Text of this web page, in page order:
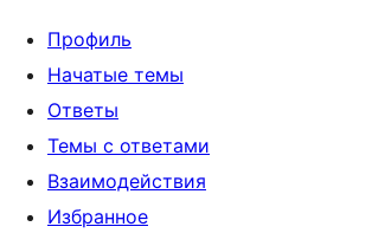
Профиль
Начатые темы
Ответы
Темы с ответами
Взаимодействия
Избранное